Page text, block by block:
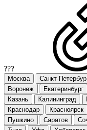
???
Москва Санкт-
Воронеж
Екатеринбург
Казань
Калининград
Краснодар
Красноярск
Пушкино
Саратов